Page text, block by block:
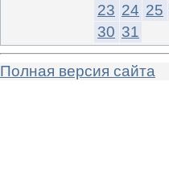
23 24 25
30 31
Полная версия сайта